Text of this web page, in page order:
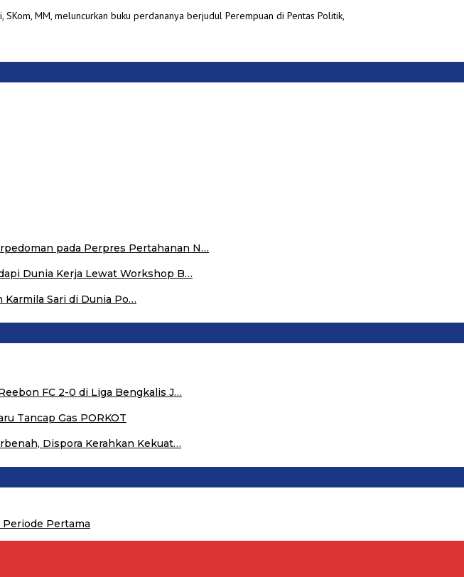
MM, meluncurkan buku perdananya berjudul Perempuan di Pentas Politik,
pada Perpres Pertahanan N…
Dunia Kerja Lewat Workshop B…
Karmila Sari di Dunia Po…
FC 2-0 di Liga Bengkalis J…
Tancap Gas PORKOT
Dispora Kerahkan Kekuat…
Pertama